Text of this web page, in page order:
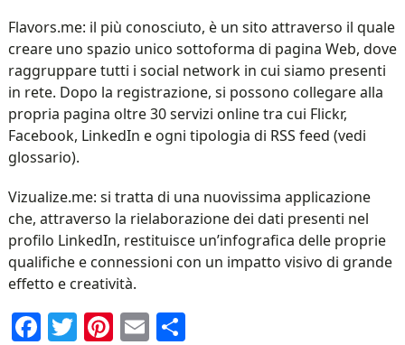
Flavors.me: il più conosciuto, è un sito attraverso il quale
creare uno spazio unico sottoforma di pagina Web, dove
raggruppare tutti i social network in cui siamo presenti
in rete. Dopo la registrazione, si possono collegare alla
propria pagina oltre 30 servizi online tra cui Flickr,
Facebook, LinkedIn e ogni tipologia di RSS feed (vedi
glossario).
Vizualize.me: si tratta di una nuovissima applicazione
che, attraverso la rielaborazione dei dati presenti nel
profilo LinkedIn, restituisce un’infografica delle proprie
qualifiche e connessioni con un impatto visivo di grande
effetto e creatività.
Facebook
Twitter
Pinterest
EmailCondividi